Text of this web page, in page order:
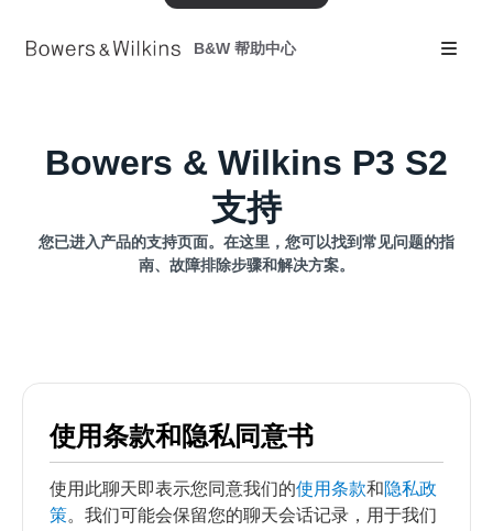
B&W 帮助中心
Bowers & Wilkins P3 S2
支持
您已进入产品的支持页面。在这里，您可以找到常见问题的指
南、故障排除步骤和解决方案。
使用条款和隐私同意书
使用此聊天即表示您同意我们的使用条款和隐私政
策。我们可能会保留您的聊天会话记录，用于我们